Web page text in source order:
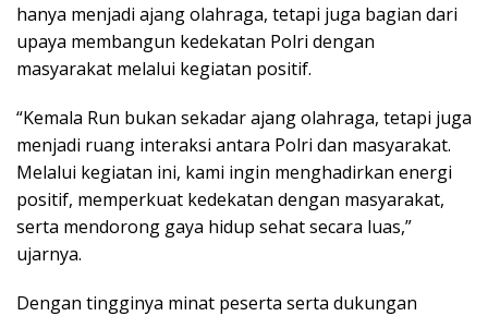
hanya menjadi ajang olahraga, tetapi juga bagian dari
upaya membangun kedekatan Polri dengan
masyarakat melalui kegiatan positif.
“Kemala Run bukan sekadar ajang olahraga, tetapi juga
menjadi ruang interaksi antara Polri dan masyarakat.
Melalui kegiatan ini, kami ingin menghadirkan energi
positif, memperkuat kedekatan dengan masyarakat,
serta mendorong gaya hidup sehat secara luas,”
ujarnya.
Dengan tingginya minat peserta serta dukungan